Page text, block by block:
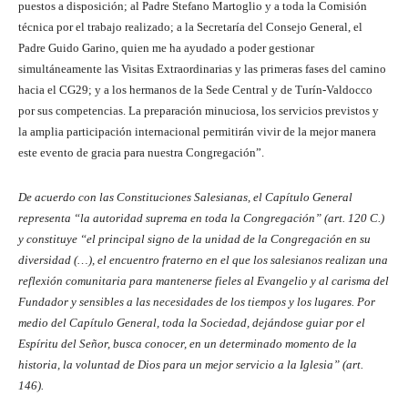
puestos a disposición; al Padre Stefano Martoglio y a toda la Comisión
técnica por el trabajo realizado; a la Secretaría del Consejo General, el
Padre Guido Garino, quien me ha ayudado a poder gestionar
simultáneamente las Visitas Extraordinarias y las primeras fases del camino
hacia el CG29; y a los hermanos de la Sede Central y de Turín-Valdocco
por sus competencias. La preparación minuciosa, los servicios previstos y
la amplia participación internacional permitirán vivir de la mejor manera
este evento de gracia para nuestra Congregación”.
De acuerdo con las Constituciones Salesianas, el Capítulo General
representa “la autoridad suprema en toda la Congregación” (art. 120 C.)
y constituye “el principal signo de la unidad de la Congregación en su
diversidad (…), el encuentro fraterno en el que los salesianos realizan una
reflexión comunitaria para mantenerse fieles al Evangelio y al carisma del
Fundador y sensibles a las necesidades de los tiempos y los lugares. Por
medio del Capítulo General, toda la Sociedad, dejándose guiar por el
Espíritu del Señor, busca conocer, en un determinado momento de la
historia, la voluntad de Dios para un mejor servicio a la Iglesia” (art.
146).